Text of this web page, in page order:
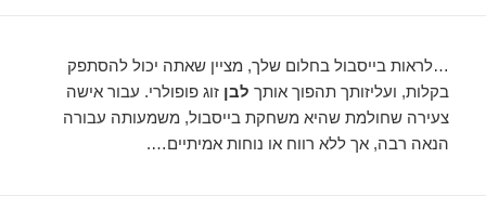
…לראות בייסבול בחלום שלך, מציין שאתה יכול להסתפק
בקלות, ועליזותך תהפוך אותך לבן זוג פופולרי. עבור אישה
צעירה שחולמת שהיא משחקת בייסבול, משמעותה עבורה
הנאה רבה, אך ללא רווח או נוחות אמיתיים….